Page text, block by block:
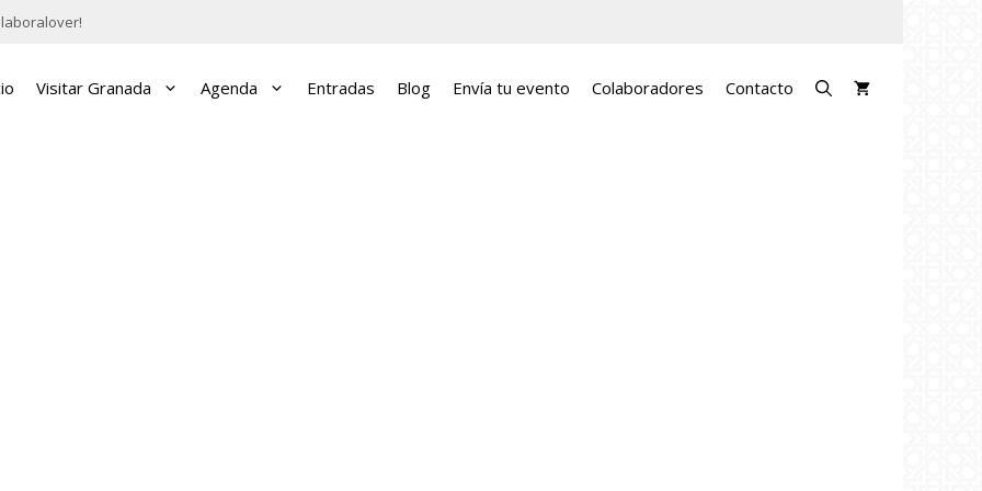
Visitar Granada Agenda Entradas Blog Envía tu evento Colaboradores Contacto